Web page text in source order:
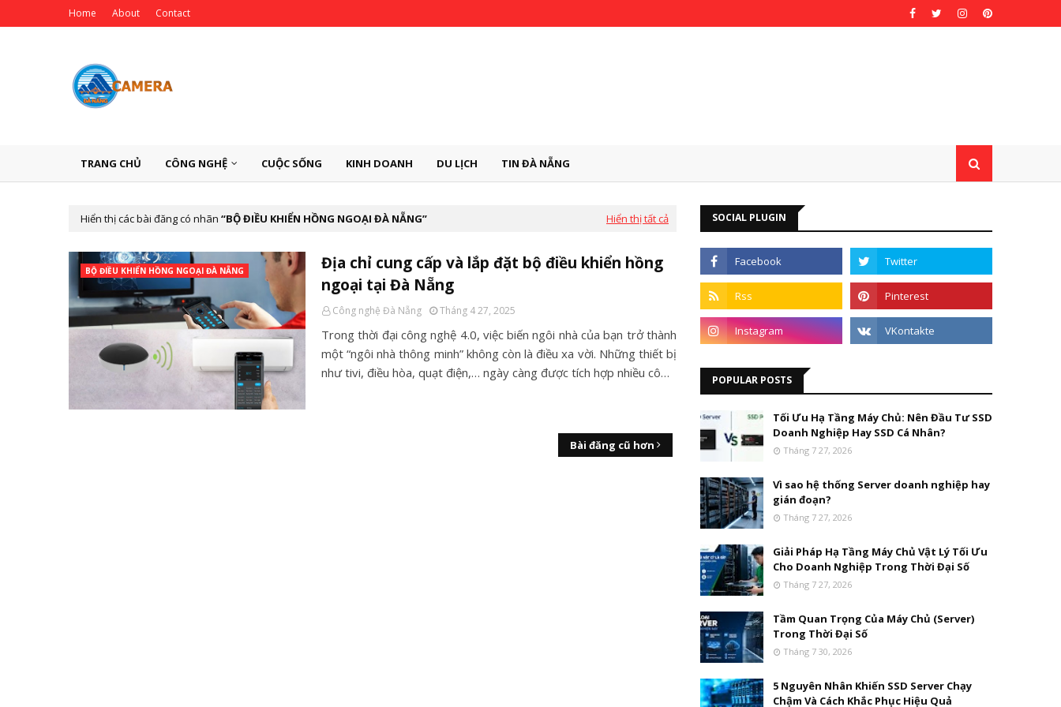
Home About Contact
TRANG CHỦ CÔNG NGHỆ CUỘC SỐNG KINH DOANH DU LỊCH TIN ĐÀ NẴNG
Hiển thị các bài đăng có nhãn BỘ ĐIỀU KHIỂN HỒNG NGOẠI ĐÀ NẴNG Hiển thị tất cả
BỘ ĐIỀU KHIỂN HỒNG NGOẠI ĐÀ NẴNG
Địa chỉ cung cấp và lắp đặt bộ điều khiển hồng
ngoại tại Đà Nẵng
Công nghệ Đà Nẵng Tháng 4 27, 2025
Trong thời đại công nghệ 4.0, việc biến ngôi nhà của bạn trở thành
một “ngôi nhà thông minh” không còn là điều xa vời. Những thiết bị
như tivi, điều hòa, quạt điện,… ngày càng được tích hợp nhiều cô…
Bài đăng cũ hơn
SOCIAL PLUGIN
POPULAR POSTS
Tối Ưu Hạ Tầng Máy Chủ: Nên Đầu Tư SSD
Doanh Nghiệp Hay SSD Cá Nhân?
Tháng 7 27, 2026
Vì sao hệ thống Server doanh nghiệp hay
gián đoạn?
Tháng 7 27, 2026
Giải Pháp Hạ Tầng Máy Chủ Vật Lý Tối Ưu
Cho Doanh Nghiệp Trong Thời Đại Số
Tháng 7 27, 2026
Tầm Quan Trọng Của Máy Chủ (Server)
Trong Thời Đại Số
Tháng 7 30, 2026
5 Nguyên Nhân Khiến SSD Server Chạy
Chậm Và Cách Khắc Phục Hiệu Quả